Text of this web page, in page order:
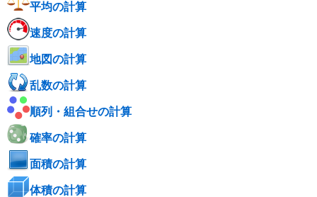
平均の計算
速度の計算
地図の計算
乱数の計算
順列・組合せの計算
確率の計算
面積の計算
体積の計算